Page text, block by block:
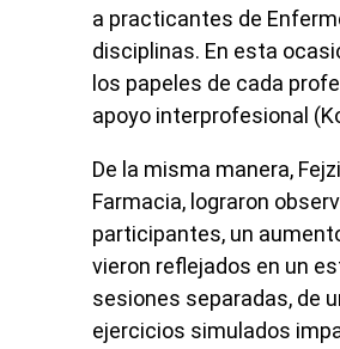
a practicantes de
disciplinas. En esta
los papeles de cada
apoyo interprofesional
De la misma manera,
Farmacia, lograron
participantes, un
vieron reflejados en un
sesiones separadas, de
ejercicios simulados